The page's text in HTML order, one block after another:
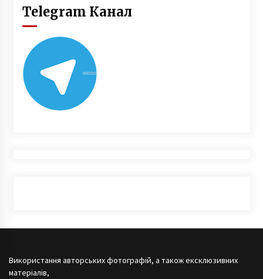
Telegram Канал
Використання авторських фотографій, а також ексклюзивних
матеріалів,